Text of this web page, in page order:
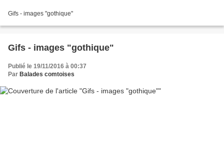
Gifs - images "gothique"
Gifs - images "gothique"
Publié le 19/11/2016 à 00:37
Par Balades comtoises